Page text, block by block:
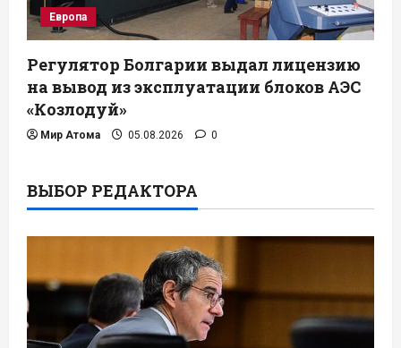
Европа
Регулятор Болгарии выдал лицензию
на вывод из эксплуатации блоков АЭС
«Козлодуй»
Мир Атома 05.08.2026 0
ВЫБОР РЕДАКТОРА